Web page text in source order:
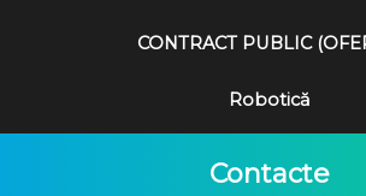
CONTRACT PUBLIC
Robotică
Contacte